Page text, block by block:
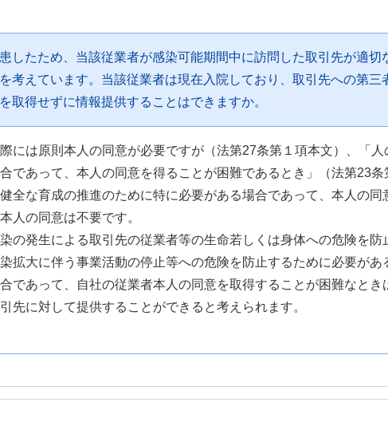
したため、当該従業者が感染可能期間中に訪問した取引先が適切
考えています。当該従業者は現在入院しており、取引先への第三
取得せずに情報提供することはできますか。
には原則本人の同意が必要ですが（法第27条第１項本文）、「人
であって、本人の同意を得ることが困難であるとき」（法第23条
全な育成の推進のために特に必要がある場合であって、本人の同
人の同意は不要です。
の発生による取引先の従業者等の生命若しくは身体への危険を防
拡大に伴う事業活動の停止等への危険を防止するために必要があ
であって、自社の従業者本人の同意を取得することが困難なとき
先に対して提供することができると考えられます。